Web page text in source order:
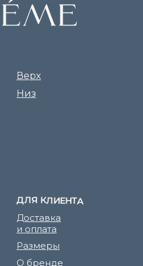
Доставка
и оплата
ДЛЯ КЛИЕНТА
Размеры
О бренде
Верх
Низ